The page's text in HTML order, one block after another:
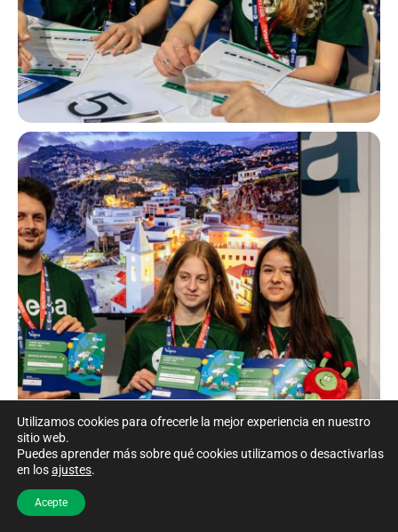
Utilizamos cookies para ofrecerle la mejor experiencia en nuestro
sitio web.
Puedes aprender más sobre qué cookies utilizamos o desactivarlas
en losajustes.
Acepte